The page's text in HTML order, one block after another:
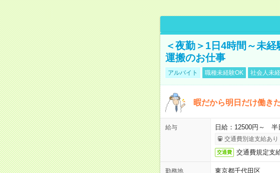
＜夜勤＞1日4時間～未
運搬のお仕事
アルバイト 職種未経験OK 社会人未
暇だから明日だけ働き
給与 日給：12500円～ 半
交通費別途支給あり
交通費 交通費規定支
勤務地 東京都千代田区